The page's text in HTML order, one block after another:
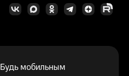
Будь мобильным